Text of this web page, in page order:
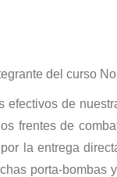
del curso
de
frentes de
la entrega
porta-